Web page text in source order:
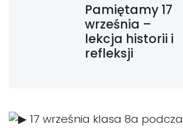
Pamiętamy 17
września –
lekcja historii i
refleksji
17 września klasa 8a